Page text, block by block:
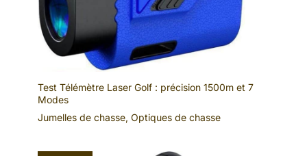
Test Télémètre Laser Golf : précision 1500m et 7
Modes
Jumelles de chasse, Optiques de chasse